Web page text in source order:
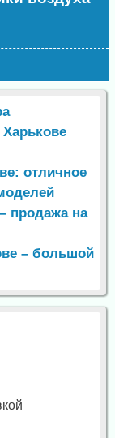
отличное
продажа на
– большой